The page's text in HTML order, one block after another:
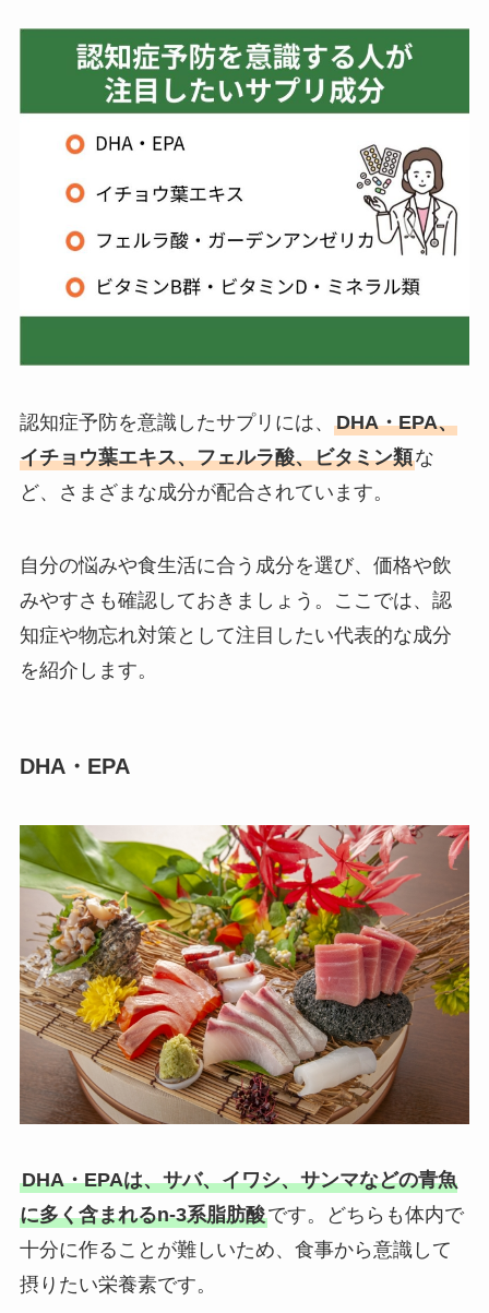
認知症予防を意識したサプリには、 DHA・EPA、
イチョウ葉エキス、フェルラ酸、ビタミン類な
ど、さまざまな成分が配合されています。
自分の悩みや食生活に合う成分を選び、価格や飲
みやすさも確認しておきましょう。ここでは、認
知症や物忘れ対策として注目したい代表的な成分
を紹介します。
DHA・EPA
DHA・EPAは、サバ、イワシ、サンマなどの青魚
に多く含まれるn-3系脂肪酸です。どちらも体内で
十分に作ることが難しいため、食事から意識して
摂りたい栄養素です。